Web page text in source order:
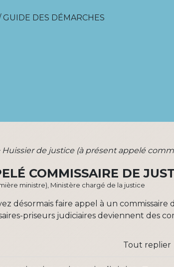
GUIDE DES DÉMARCHES
Huissier de justice (à présent appelé
COMMISSAIRE DE
ministre), Ministère chargé de la justice
désormais faire appel à un commissaire
priseurs judiciaires deviennent des
Tout replier